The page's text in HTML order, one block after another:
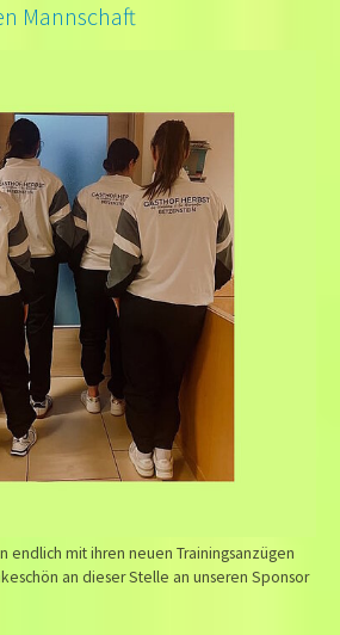
Mannschaft
endlich mit ihren neuen Trainingsanzügen
an dieser Stelle an unseren Sponsor